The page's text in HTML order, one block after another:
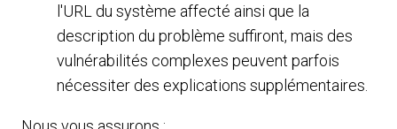
l'URL du système affecté ainsi que la
description du problème suffiront, mais des
vulnérabilités complexes peuvent parfois
nécessiter des explications supplémentaires.